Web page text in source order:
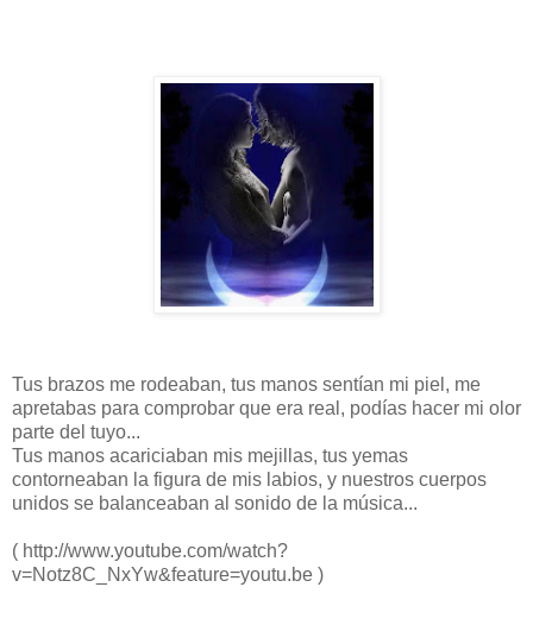
Tus brazos me rodeaban, tus manos sentían mi piel, me
apretabas para comprobar que era real, podías hacer mi olor
parte del tuyo...
Tus manos acariciaban mis mejillas, tus yemas
contorneaban la figura de mis labios, y nuestros cuerpos
unidos se balanceaban al sonido de la música...
( http://www.youtube.com/watch?
v=Notz8C_NxYw&feature=youtu.be )